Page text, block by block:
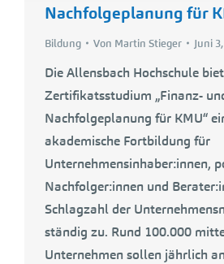
Nachfolgeplanung für
Bildung Von Martin Stieger Juni
Die Allensbach Hochschule
Zertifikatsstudium „Finanz-
Nachfolgeplanung für KMU“
akademische Fortbildung für
Unternehmensinhaber:innen,
Nachfolger:innen und
Schlagzahl der
ständig zu. Rund 100.000
Unternehmen sollen jährlich an